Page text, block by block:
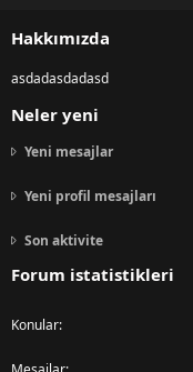
Hakkımızda
asdadasdadasd
Neler yeni
Yeni mesajlar
Yeni profil mesajları
Son aktivite
Forum istatistikleri
Konular